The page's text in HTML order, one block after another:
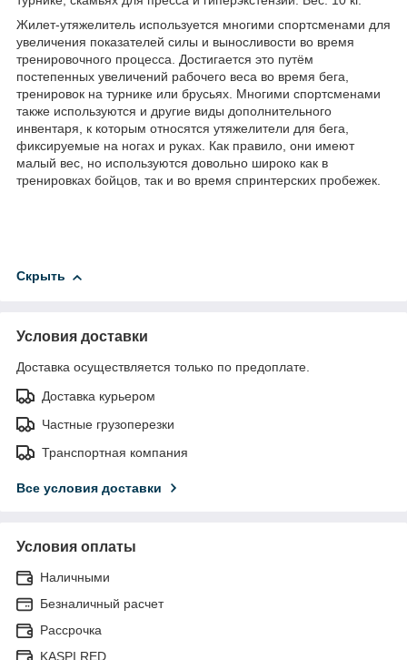
Жилет-утяжелитель используется многими спортсменами для
увеличения показателей силы и выносливости во время
тренировочного процесса. Достигается это путём
постепенных увеличений рабочего веса во время бега,
тренировок на турнике или брусьях. Многими спортсменами
также используются и другие виды дополнительного
инвентаря, к которым относятся утяжелители для бега,
фиксируемые на ногах и руках. Как правило, они имеют
малый вес, но используются довольно широко как в
тренировках бойцов, так и во время спринтерских пробежек.
Скрыть
Условия доставки
Доставка осуществляется только по предоплате.
Доставка курьером
Частные грузоперезки
Транспортная компания
Все условия доставки
Условия оплаты
Наличными
Безналичный расчет
Рассрочка
KASPI RED